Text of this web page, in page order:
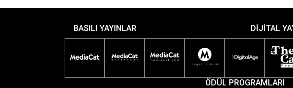
BASILI YAYINLAR DİJİTAL
ÖDÜL PROGRAMLARI